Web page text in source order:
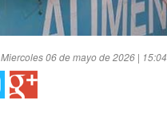
06 de mayo de 2026 | 15:04